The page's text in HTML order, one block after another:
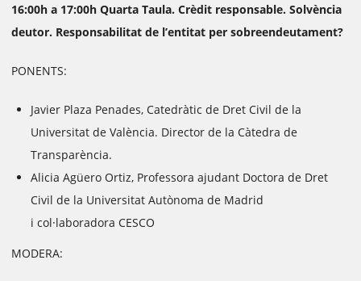
16:00h a 17:00h Quarta Taula. Crèdit responsable. Solvència
deutor. Responsabilitat de l’entitat per sobreendeutament?
PONENTS:
Javier Plaza Penades, Catedràtic de Dret Civil de la
Universitat de València. Director de la Càtedra de
Transparència.
Alicia Agüero Ortiz, Professora ajudant Doctora de Dret
Civil de la Universitat Autònoma de Madrid
i col·laboradora CESCO
MODERA: